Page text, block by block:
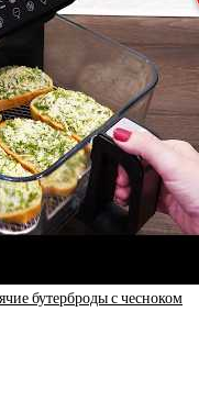
бутерброды с чесноком